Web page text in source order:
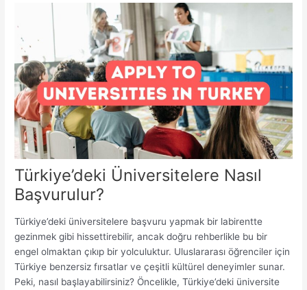
Türkiye’deki Üniversitelere Nasıl
Başvurulur?
Türkiye’deki üniversitelere başvuru yapmak bir labirentte
gezinmek gibi hissettirebilir, ancak doğru rehberlikle bu bir
engel olmaktan çıkıp bir yolculuktur. Uluslararası öğrenciler için
Türkiye benzersiz fırsatlar ve çeşitli kültürel deneyimler sunar.
Peki, nasıl başlayabilirsiniz? Öncelikle, Türkiye’deki üniversite